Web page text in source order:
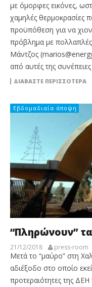
με όμορφες εικόνες,
χαμηλές θερμοκρασίες
προϋπόθεση για να
πρόβλημα με
Μάντζος
από αυτές της
ΔΙΑΒΆΣΤΕ ΠΕΡΙΣΣΌΤΕΡΑ
Εβδομαδιαία άποψη
“Πληρώνουν”
21/12/2018 press-room
Μετά το “μαύρο” στη
αδιέξοδο στο οποίο
προτεραιότητες της